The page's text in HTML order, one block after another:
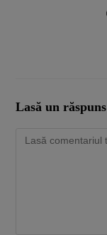
Lasă un răspuns